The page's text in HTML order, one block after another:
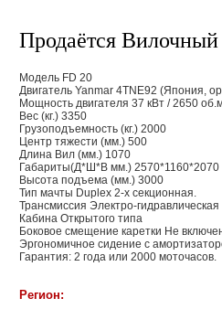
Продаётся
Модель FD 20
Двигатель Yanmar 4TNE92 (Япония,
Мощность двигателя 37 кВт / 2650
Вес (кг.) 3350
Грузоподъемность (кг.) 2000
Центр тяжести (мм.) 500
Длина Вил (мм.) 1070
Габариты(Д*Ш*В мм.) 2570*1160*2070
Высота подъема (мм.) 3000
Тип мачты Duplex 2-х секционная.
Трансмиссия Электро-гидравлическая
Кабина Открытого типа
Боковое смещение каретки Не
Эргономичное сидение с
Гарантия: 2 года или 2000 моточасов.
Регион: